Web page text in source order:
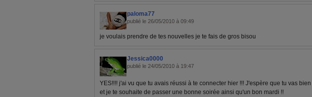
paloma77
publié le 26/05/2010 à 09:49
je voulais prendre de tes nouvelles je te fais de gros bisou
Jessica0000
publié le 24/05/2010 à 19:47
YES!!!! j'ai vu que tu avais réussi à te connecter hier !!! J'espère que tu vas bien
et je te souhaite de passer une bonne soirée ainsi qu'un bon mardi !!